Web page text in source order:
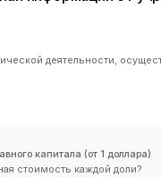
деятельности,
капитала (от 1 доллара)
стоимость каждой доли?